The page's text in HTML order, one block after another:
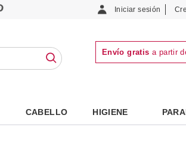
Iniciar sesión
Envío gratis a partir
CABELLO HIGIENE